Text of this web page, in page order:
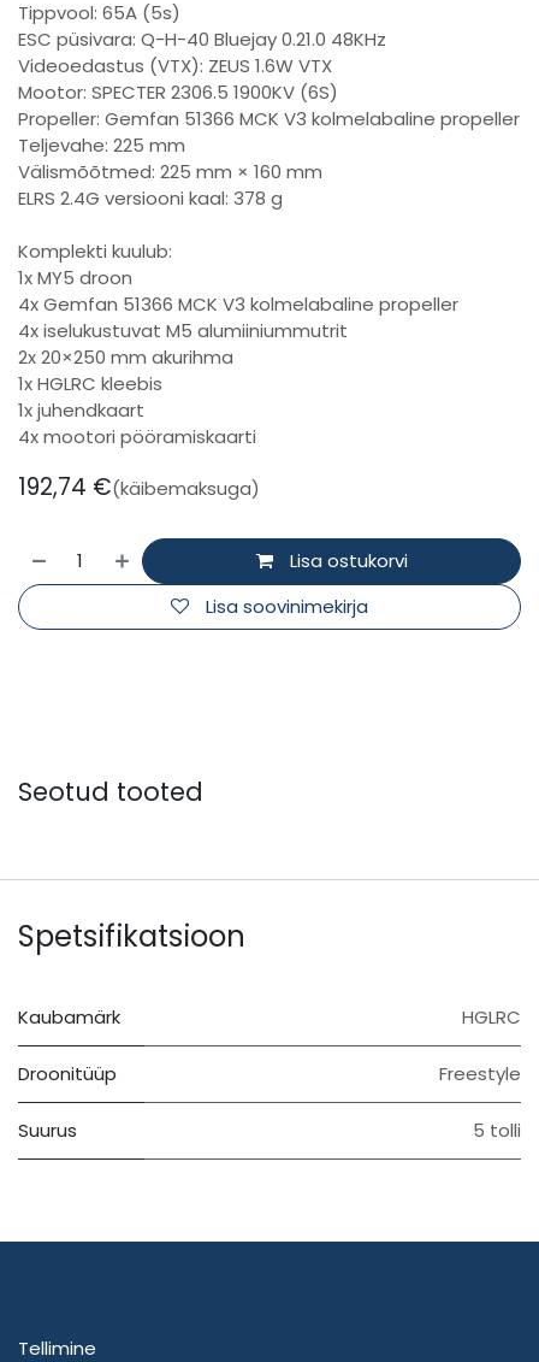
Tippvool: 65A (5s)
ESC püsivara: Q-H-40 Bluejay 0.21.0 48KHz
Videoedastus (VTX): ZEUS 1.6W VTX
Mootor: SPECTER 2306.5 1900KV (6S)
Propeller: Gemfan 51366 MCK V3 kolmelabaline propeller
Teljevahe: 225 mm
Välismõõtmed: 225 mm × 160 mm
ELRS 2.4G versiooni kaal: 378 g
Komplekti kuulub:
1x MY5 droon
4x Gemfan 51366 MCK V3 kolmelabaline propeller
4x iselukustuvat M5 alumiiniummutrit
2x 20×250 mm akurihma
1x HGLRC kleebis
1x juhendkaart
4x mootori pööramiskaarti
192,74 €(käibemaksuga)
Lisa ostukorvi
Lisa soovinimekirja
Seotud tooted
Spetsifikatsioon
Kaubamärk HGLRC
Droonitüüp Freestyle
Suurus 5 tolli
Tellimine